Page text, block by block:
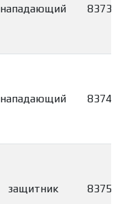
нападающий 8373
нападающий 8374
защитник 8375